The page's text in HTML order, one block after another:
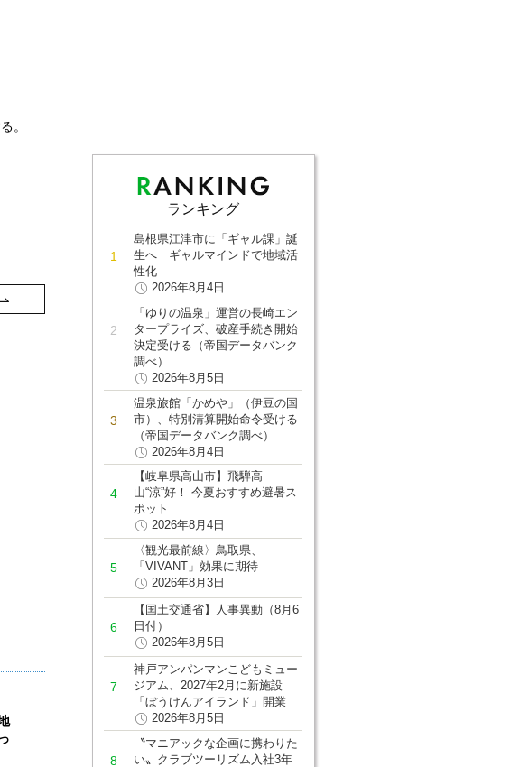
。
ランキング
島根県江津市に「ギャル課」誕
生へ ギャルマインドで地域活
性化
2026年8月4日
「ゆりの温泉」運営の長崎エン
タープライズ、破産手続き開始
決定受ける（帝国データバンク
調べ）
2026年8月5日
温泉旅館「かめや」（伊豆の国
市）、特別清算開始命令受ける
（帝国データバンク調べ）
2026年8月4日
【岐阜県高山市】飛騨高
山“涼”好！ 今夏おすすめ避暑ス
ポット
2026年8月4日
〈観光最前線〉鳥取県、
「VIVANT」効果に期待
2026年8月3日
【国土交通省】人事異動（8月6
日付）
2026年8月5日
神戸アンパンマンこどもミュー
ジアム、2027年2月に新施設
「ぼうけんアイランド」開業
2026年8月5日
〝マニアックな企画に携わりた
い〟クラブツーリズム入社3年